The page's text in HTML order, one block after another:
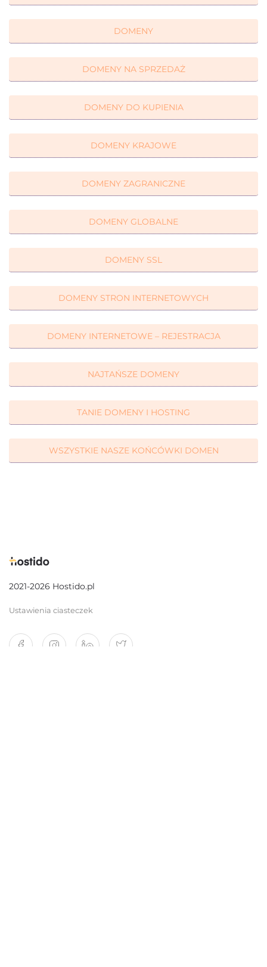
DOMENY
DOMENY NA SPRZEDAŻ
DOMENY DO KUPIENIA
DOMENY KRAJOWE
DOMENY ZAGRANICZNE
DOMENY GLOBALNE
DOMENY SSL
DOMENY STRON INTERNETOWYCH
DOMENY INTERNETOWE – REJESTRACJA
NAJTAŃSZE DOMENY
TANIE DOMENY I HOSTING
WSZYSTKIE NASZE KOŃCÓWKI DOMEN
2021-2026 Hostido.pl
Ustawienia ciasteczek